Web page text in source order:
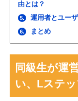
由とは？
5. 運用者とユー
6. まとめ
同級生が運
い、Lステ